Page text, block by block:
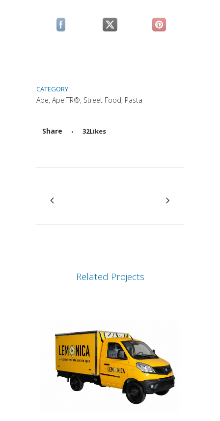
(si apre in una nuova scheda)
(si apre in una nuova scheda)
(si apre in una
CATEGORY
Ape, Ape TR®, Street Food, Pasta
Share
Attiva comando
32Likes
Related Projects